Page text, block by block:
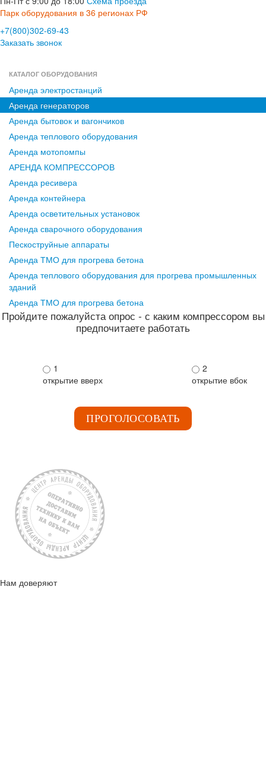
Парк оборудования в 36 регионах РФ
+7(800)302-69-43
Заказать звонок
КАТАЛОГ ОБОРУДОВАНИЯ
Аренда электростанций
Аренда генераторов
Аренда бытовок и вагончиков
Аренда теплового оборудования
Аренда мотопомпы
АРЕНДА КОМПРЕССОРОВ
Аренда ресивера
Аренда контейнера
Аренда осветительных установок
Аренда сварочного оборудования
Пескоструйные аппараты
Аренда ТМО для прогрева бетона
Аренда теплового оборудования для прогрева промышленных
зданий
Аренда ТМО для прогрева бетона
Пройдите пожалуйста опрос - с каким компрессором вы
предпочитаете работать
1
открытие вверх
2
открытие вбок
ПРОГОЛОСОВАТЬ
Нам доверяют